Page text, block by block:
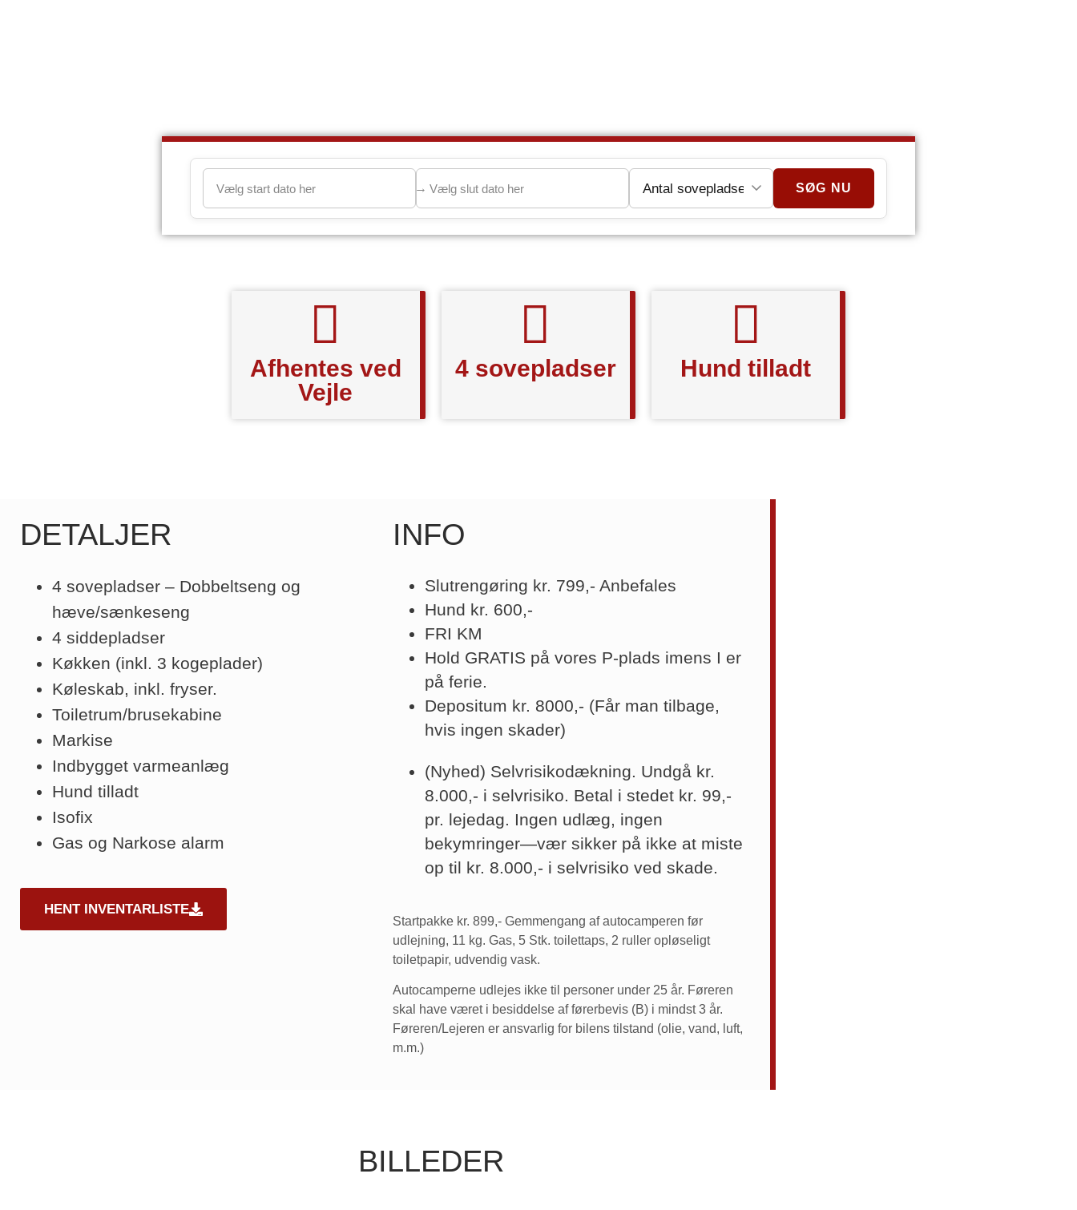
Afhentes ved
Vejle
4 sovepladser Hund tilladt
DETALJER
4 sovepladser – Dobbeltseng og
hæve/sænkeseng
4 siddepladser
Køkken (inkl. 3 kogeplader)
Køleskab, inkl. fryser.
Toiletrum/brusekabine
Markise
Indbygget varmeanlæg
Hund tilladt
Isofix
Gas og Narkose alarm
HENT INVENTARLISTE
INFO
Slutrengøring kr. 799,- Anbefales
Hund kr. 600,-
FRI KM
Hold GRATIS på vores P-plads imens I er
på ferie.
Depositum kr. 8000,- (Får man tilbage,
hvis ingen skader)
(Nyhed) Selvrisikodækning. Undgå kr.
8.000,- i selvrisiko. Betal i stedet kr. 99,-
pr. lejedag. Ingen udlæg, ingen
bekymringer—vær sikker på ikke at miste
op til kr. 8.000,- i selvrisiko ved skade.
Startpakke kr. 899,- Gemmengang af autocamperen før
udlejning, 11 kg. Gas, 5 Stk. toilettaps, 2 ruller opløseligt
toiletpapir, udvendig vask.
Autocamperne udlejes ikke til personer under 25 år. Føreren
skal have været i besiddelse af førerbevis (B) i mindst 3 år.
Føreren/Lejeren er ansvarlig for bilens tilstand (olie, vand, luft,
m.m.)
BILLEDER